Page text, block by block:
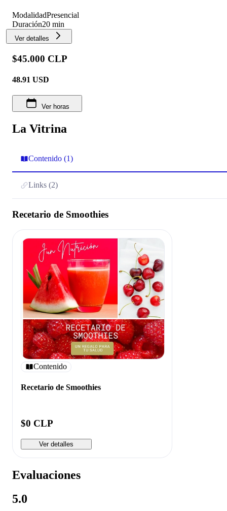
ModalidadPresencial
Duración20 min
Ver detalles
$45.000 CLP
48.91 USD
Ver horas
La Vitrina
Contenido (1)
Links (2)
Recetario de Smoothies
Contenido
Recetario de Smoothies
$0 CLP
Ver detalles
Evaluaciones
5.0